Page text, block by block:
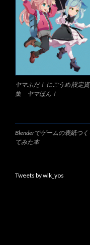
ヤマふだ！ にごうめ 設定
集 ヤマほん！
Blenderでゲームの表紙つく
てみた本
Tweets by wlk_yos